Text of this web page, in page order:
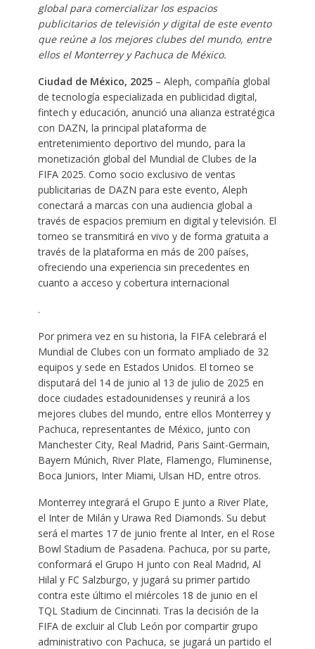
global para comercializar los espacios
publicitarios de televisión y digital de este evento
que reúne a los mejores clubes del mundo, entre
ellos el Monterrey y Pachuca de México.
Ciudad de México, 2025– Aleph, compañía global
de tecnología especializada en publicidad digital,
fintech y educación, anunció una alianza estratégica
con DAZN, la principal plataforma de
entretenimiento deportivo del mundo, para la
monetización global del Mundial de Clubes de la
FIFA 2025. Como socio exclusivo de ventas
publicitarias de DAZN para este evento, Aleph
conectará a marcas con una audiencia global a
través de espacios premium en digital y televisión. El
torneo se transmitirá en vivo y de forma gratuita a
través de la plataforma en más de 200 países,
ofreciendo una experiencia sin precedentes en
cuanto a acceso y cobertura internacional
.
Por primera vez en su historia, la FIFA celebrará el
Mundial de Clubes con un formato ampliado de 32
equipos y sede en Estados Unidos. El torneo se
disputará del 14 de junio al 13 de julio de 2025 en
doce ciudades estadounidenses y reunirá a los
mejores clubes del mundo, entre ellos Monterrey y
Pachuca, representantes de México, junto con
Manchester City, Real Madrid, Paris Saint-Germain,
Bayern Múnich, River Plate, Flamengo, Fluminense,
Boca Juniors, Inter Miami, Ulsan HD, entre otros.
Monterrey integrará el Grupo E junto a River Plate,
el Inter de Milán y Urawa Red Diamonds. Su debut
será el martes 17 de junio frente al Inter, en el Rose
Bowl Stadium de Pasadena. Pachuca, por su parte,
conformará el Grupo H junto con Real Madrid, Al
Hilal y FC Salzburgo, y jugará su primer partido
contra este último el miércoles 18 de junio en el
TQL Stadium de Cincinnati. Tras la decisión de la
FIFA de excluir al Club León por compartir grupo
administrativo con Pachuca, se jugará un partido el